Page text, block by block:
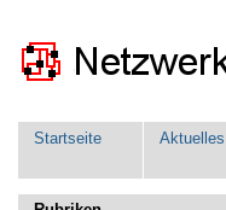
Inhalt
zur
Navigation
Werkzeuge
Sektionen
Startseite Aktuelles